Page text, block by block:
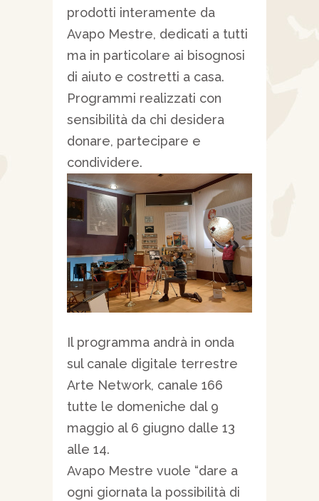
prodotti interamente da
Avapo Mestre, dedicati a tutti
ma in particolare ai bisognosi
di aiuto e costretti a casa.
Programmi realizzati con
sensibilità da chi desidera
donare, partecipare e
condividere.
Il programma andrà in onda
sul canale digitale terrestre
Arte Network, canale 166
tutte le domeniche dal 9
maggio al 6 giugno dalle 13
alle 14.
Avapo Mestre vuole “dare a
ogni giornata la possibilità di